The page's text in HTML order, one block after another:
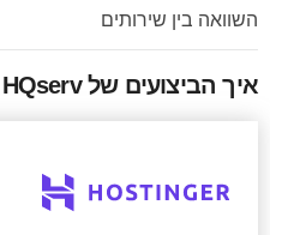
אחסון
השוואה בין שירותים
איך הביצועים של HQserv בהשוואה למתחרים?